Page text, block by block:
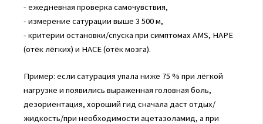
- ежедневная проверка самочувствия,
- измерение сатурации выше 3 500 м,
- критерии остановки/спуска при симптомах AMS, HAPE
(отёк лёгких) и HACE (отёк мозга).
Пример: если сатурация упала ниже 75 % при лёгкой
нагрузке и появились выраженная головная боль,
дезориентация, хороший гид сначала даст отдых/
жидкость/при необходимости ацетазоламид, а при